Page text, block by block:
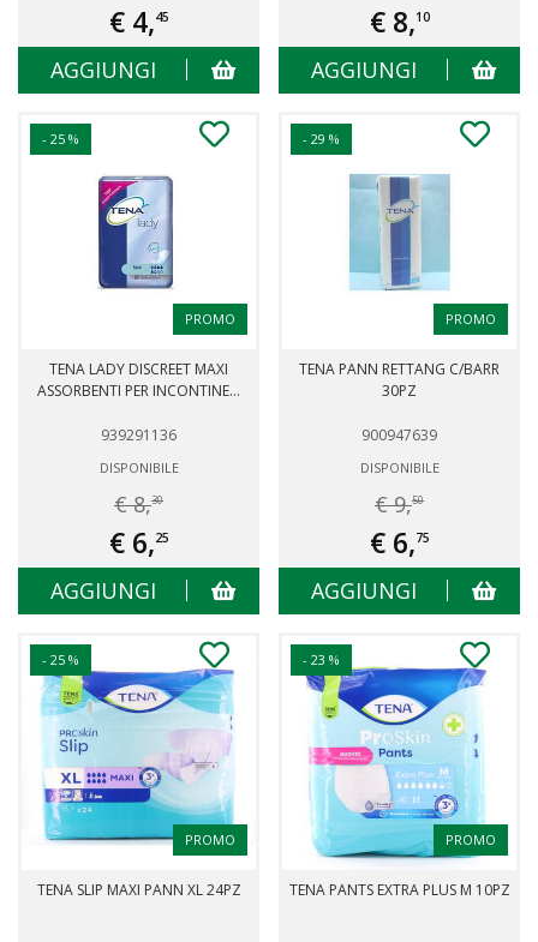
€ 4,45
AGGIUNGI
€ 8,10
AGGIUNGI
- 25 %
PROMO
TENA LADY DISCREET MAXI
ASSORBENTI PER INCONTINE...
939291136
DISPONIBILE
€ 8,30
€ 6,25
AGGIUNGI
- 29 %
PROMO
TENA PANN RETTANG C/BARR
30PZ
900947639
DISPONIBILE
€ 9,50
€ 6,75
AGGIUNGI
- 25 %
PROMO
TENA SLIP MAXI PANN XL 24PZ
- 23 %
PROMO
TENA PANTS EXTRA PLUS M 10PZ